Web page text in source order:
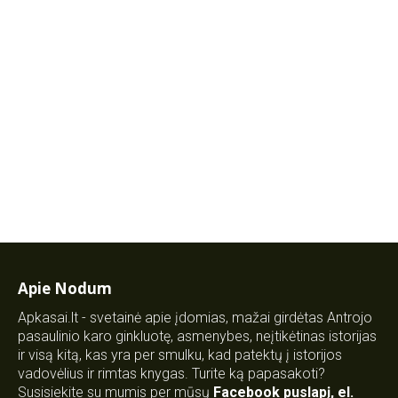
Apie Nodum
Apkasai.lt - svetainė apie įdomias, mažai girdėtas Antrojo
pasaulinio karo ginkluotę, asmenybes, neįtikėtinas istorijas
ir visą kitą, kas yra per smulku, kad patektų į istorijos
vadovėlius ir rimtas knygas. Turite ką papasakoti?
Susisiekite su mumis per mūsų Facebook puslapį, el.